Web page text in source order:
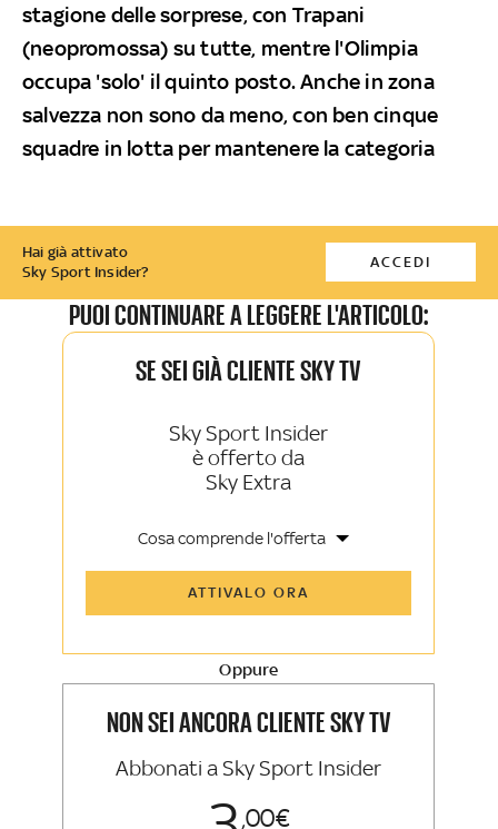
stagione delle sorprese, con Trapani
(neopromossa) su tutte, mentre l'Olimpia
occupa 'solo' il quinto posto. Anche in zona
salvezza non sono da meno, con ben cinque
squadre in lotta per mantenere la categoria
Hai già attivato
Sky Sport Insider?
ACCEDI
PUOI CONTINUARE A LEGGERE L'ARTICOLO:
SE SEI GIÀ CLIENTE SKY TV
Sky Sport Insider
è offerto da
Sky Extra
Cosa comprende l'offerta
Sky TG24 Insider
Sport e Sky TG24
La newsletter esclusiva di Sky Sport
ATTIVALO ORA
Oppure
NON SEI ANCORA CLIENTE SKY TV
Abbonati a Sky Sport Insider
00